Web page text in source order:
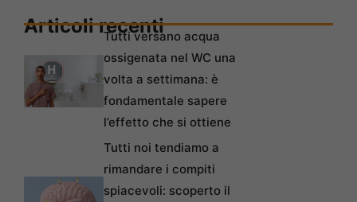
Articoli recenti
Tutti versano acqua
ossigenata nel WC una
volta a settimana: è
fondamentale sapere
l’effetto che si ottiene
Tutti noi tendiamo a
rimandare i compiti
spiacevoli: scoperto il